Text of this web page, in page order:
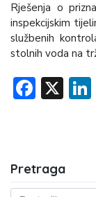
Rješenja o
inspekcijskim
službenih
stolnih voda na
X
Pretraga